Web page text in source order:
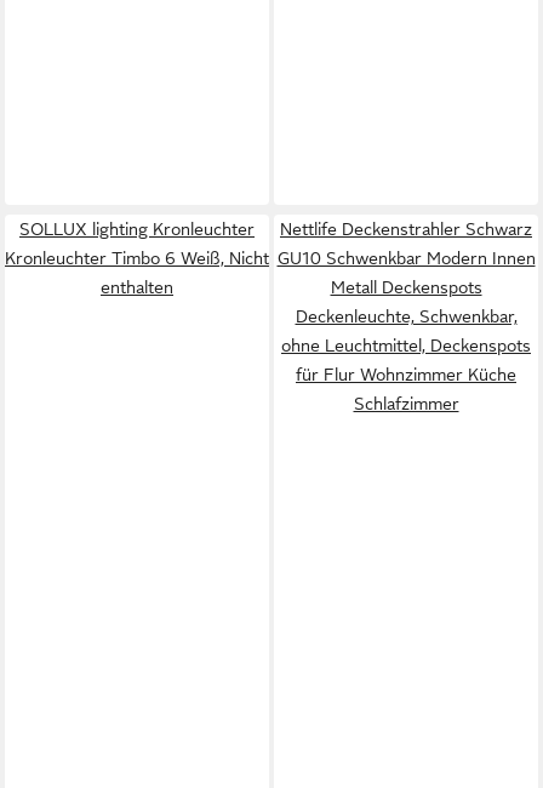
SOLLUX lighting Kronleuchter
Kronleuchter Timbo 6 Weiß, Nicht
enthalten
Nettlife Deckenstrahler Schwarz
GU10 Schwenkbar Modern Innen
Metall Deckenspots
Deckenleuchte, Schwenkbar,
ohne Leuchtmittel, Deckenspots
für Flur Wohnzimmer Küche
Schlafzimmer